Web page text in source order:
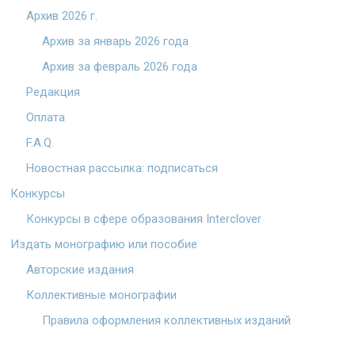
Архив 2026 г.
Архив за январь 2026 года
Архив за февраль 2026 года
Редакция
Оплата
F.A.Q.
Новостная рассылка: подписаться
Конкурсы
Конкурсы в сфере образования Interclover
Издать монографию или пособие
Авторские издания
Коллективные монографии
Правила оформления коллективных изданий